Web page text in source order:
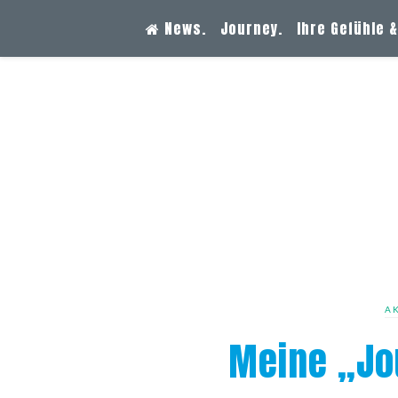
News. Journey. Ihre Gefühle
Meine